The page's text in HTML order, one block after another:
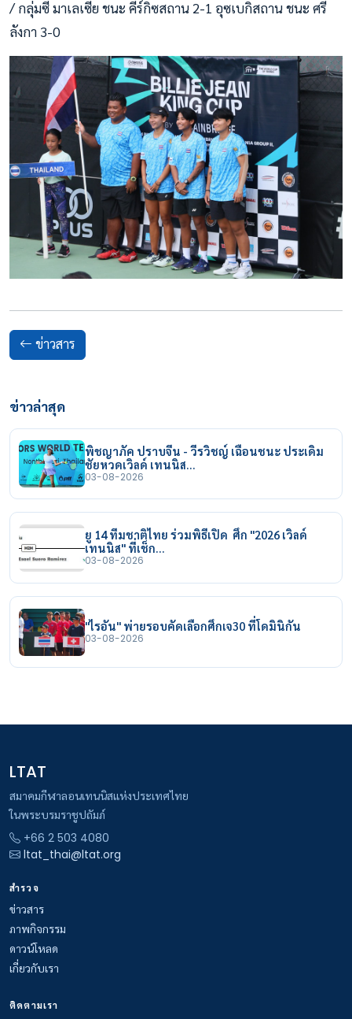
/ กลุ่มซี มาเลเซีย ชนะ คีร์กิซสถาน 2-1 อุซเบกิสถาน ชนะ ศรี
ลังกา 3-0
ข่าวสาร
ข่าวล่าสุด
พิชญาภัค ปราบจีน - วีรวิชญ์ เฉือนชนะ ประเดิม
ชัยหวดเวิลด์ เทนนิส…
03-08-2026
ยู 14 ทีมชาติไทย ร่วมพิธีเปิด ศึก "2026 เวิลด์
เทนนิส" ที่เช็ก…
03-08-2026
"ไรอัน" พ่ายรอบคัดเลือกศึกเจ30 ที่โดมินิกัน
03-08-2026
LTAT
สมาคมกีฬาลอนเทนนิสแห่งประเทศไทย
ในพระบรมราชูปถัมภ์
+66 2 503 4080
ltat_thai@ltat.org
สำรวจ
ข่าวสาร
ภาพกิจกรรม
ดาวน์โหลด
เกี่ยวกับเรา
ติดตามเรา